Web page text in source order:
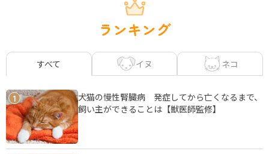
ランキング
すべて イヌ ネコ
1
犬猫の慢性腎臓病 発症してから亡くなるまで、
飼い主ができることは【獣医師監修】